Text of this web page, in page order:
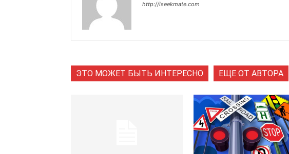
http://iseekmate.com
ЭТО МОЖЕТ БЫТЬ ИНТЕРЕСНО ЕЩЕ ОТ АВТОРА